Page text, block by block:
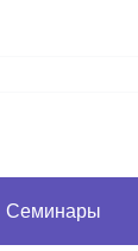
Семинары